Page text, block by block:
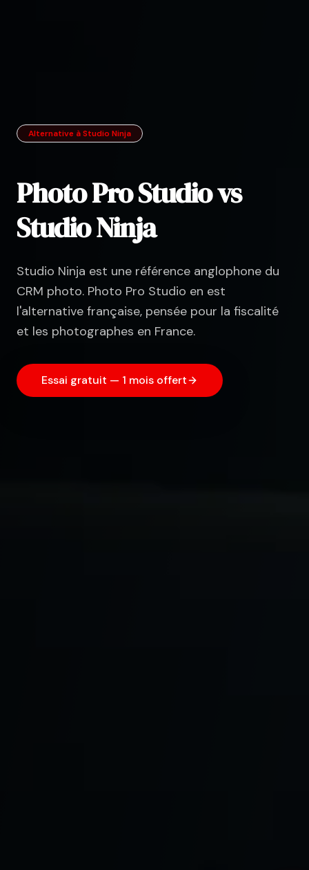
Alternative à Studio Ninja
Photo Pro Studio vs
Studio Ninja
Studio Ninja est une référence anglophone du
CRM photo. Photo Pro Studio en est
l'alternative française, pensée pour la fiscalité
et les photographes en France.
Essai gratuit — 1 mois offert